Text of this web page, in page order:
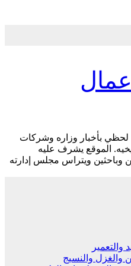
بأخبار وزاره وشركات
الموقع يشرف عليه
ويتراس مجلس إدارته
والتعمير
والغزل والنسيج